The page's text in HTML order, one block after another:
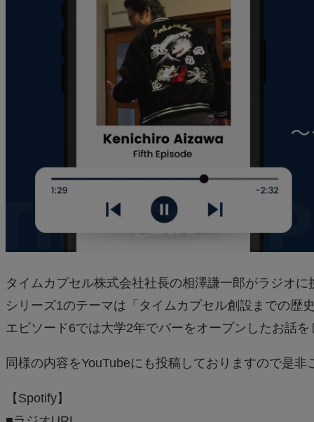
タイムカプセル株式会社社長の相澤謙一郎がラジオに
シリーズ1のテーマは「タイムカプセル創設までの歴
エピソード6では大学2年でバーをオープンしたお話
同様の内容をYouTubeにも投稿しておりますので是非
【Spotify】